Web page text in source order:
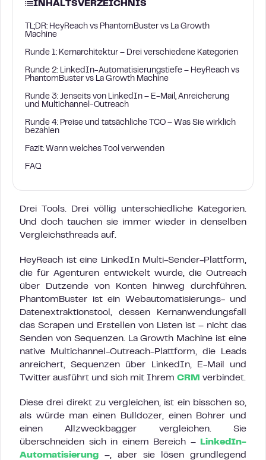
INHALTSVERZEICHNIS
TL;DR: HeyReach vs PhantomBuster vs La Growth
Machine
Runde 1: Kernarchitektur – Drei verschiedene Kategorien
Runde 2: LinkedIn-Automatisierungstiefe – HeyReach vs
PhantomBuster vs La Growth Machine
Runde 3: Jenseits von LinkedIn – E-Mail, Anreicherung
und Multichannel-Outreach
Runde 4: Preise und tatsächliche TCO – Was Sie wirklich
bezahlen
Fazit: Wann welches Tool verwenden
FAQ
Drei Tools. Drei völlig unterschiedliche Kategorien.
Und doch tauchen sie immer wieder in denselben
Vergleichsthreads auf.
HeyReach ist eine LinkedIn Multi-Sender-Plattform,
die für Agenturen entwickelt wurde, die Outreach
über Dutzende von Konten hinweg durchführen.
PhantomBuster ist ein Webautomatisierungs- und
Datenextraktionstool, dessen Kernanwendungsfall
das Scrapen und Erstellen von Listen ist – nicht das
Senden von Sequenzen. La Growth Machine ist eine
native Multichannel-Outreach-Plattform, die Leads
anreichert, Sequenzen über LinkedIn, E-Mail und
Twitter ausführt und sich mit Ihrem CRM verbindet.
Diese drei direkt zu vergleichen, ist ein bisschen so,
als würde man einen Bulldozer, einen Bohrer und
einen Allzweckbagger vergleichen. Sie
überschneiden sich in einem Bereich –
LinkedIn-
Automatisierung –, aber sie lösen grundlegend